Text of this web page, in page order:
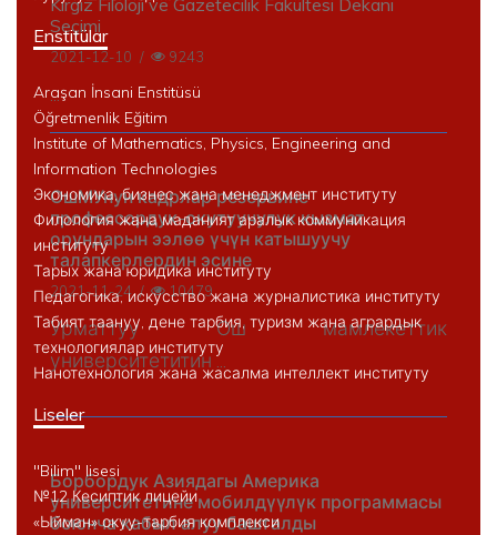
Kırgız Filoloji ve Gazetecilik Fakültesi Dekanı
Seçimi
2021-12-10 / 9243
...
ОшМУнун кадрлар резервине
профессордук-окутуучулук кызмат
орундарын ээлөө үчүн катышуучу
талапкерлердин эсине
2021-11-24 / 10479
Урматтуу Ош мамлекеттик
университетитин ...
Борбордук Азиядагы Америка
университетине мобилдүүлүк программасы
боюнча кабыл алуу башталды
Enstitülar
Araşan İnsani Enstitüsü
Öğretmenlik Eğitim
Institute of Mathematics, Physics, Engineering and
Information Technologies
Экономика, бизнес жана менеджмент институту
Филология жана маданият аралык коммуникация
институту
Тарых жана юридика институту
Педагогика, искусство жана журналистика институту
Табият таануу, дене тарбия, туризм жана агрардык
технологиялар институту
Нанотехнология жана жасалма интеллект институту
Liseler
"Bilim" lisesi
№12 Кесиптик лицейи
«Ыйман» окуу-тарбия комплекси